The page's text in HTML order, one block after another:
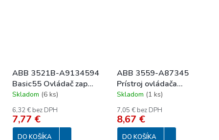
ABB 3521B-A9134594
Basic55 Ovládač zap
1/0, s krytom, svorka N;
biela
Skladom (6 ks)
6,32 € bez DPH
7,77 €
DO KOŠÍKA
ABB 3559-A87345
Prístroj ovládača
1/0+1/0
Skladom (1 ks)
7,05 € bez DPH
8,67 €
DO KOŠÍKA